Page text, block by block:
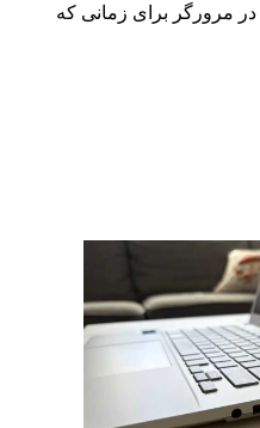
مرورگر برای زمانی که